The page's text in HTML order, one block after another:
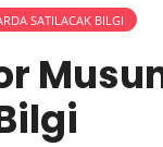
SATILACAK BILGI